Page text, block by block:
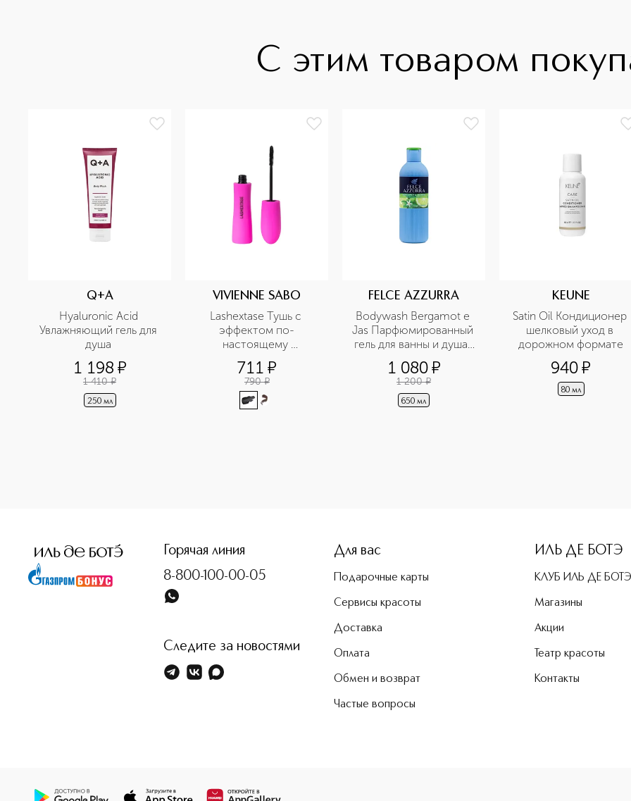
С этим товаром
Q+A
Hyaluronic Acid
Увлажняющий гель для
1 198 ¤
1 410 ¤
250 мл
VIVIENNE SABO
Lashextase Тушь с
эффектом по-
настоящему
невероятного объема
711 ¤
790 ¤
FELCE AZZURRA
Bodywash Bergamot e
Jas Парфюмированный
гель для ванны и душа
аромат свежести
бергамот и жасмин
1 080¤
1 200 ¤
650 мл
KEUNE
Satin Oil Кондиционер
шелковый уход в
дорожном формате
940¤
80 мл
Горячая линия
8-800-100-00-05
Следите за новостями
Для вас
Подарочные карты
Сервисы красоты
Доставка
Оплата
Обмен и возврат
Частые вопросы
ИЛЬ ДЕ БОТЭ
КЛУБ ИЛЬ ДЕ БОТЭ
Магазины
Акции
Театр красоты
Контакты